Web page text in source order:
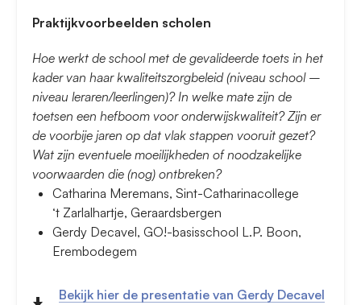
Praktijkvoorbeelden scholen
Hoe werkt de school met de gevalideerde toets in het
kader van haar kwaliteitszorgbeleid (niveau school –
niveau leraren/leerlingen)? In welke mate zijn de
toetsen een hefboom voor onderwijskwaliteit? Zijn er
de voorbije jaren op dat vlak stappen vooruit gezet?
Wat zijn eventuele moeilijkheden of noodzakelijke
voorwaarden die (nog) ontbreken?
Catharina Meremans, Sint-Catharinacollege
‘t Zarlalhartje, Geraardsbergen
Gerdy Decavel, GO!-basisschool L.P. Boon,
Erembodegem
Bekijk hier de presentatie van Gerdy Decavel